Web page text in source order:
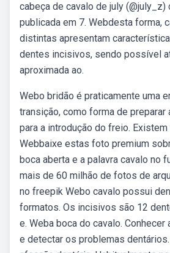
cabeça de cavalo de july (@july_z)
publicada em 7. Webdesta forma,
distintas apresentam
dentes incisivos, sendo possível
aproximada ao.
Webo bridão é praticamente uma
transição, como forma de preparar
para a introdução do freio.
Webbaixe estas foto premium
boca aberta e a palavra cavalo no
mais de 60 milhão de fotos de
no freepik Webo cavalo possui
formatos. Os incisivos são 12
e. Weba boca do cavalo.
e detectar os problemas